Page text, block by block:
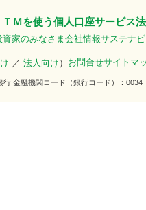
ＴＭを使う個人口座サービス
家のみなさま 会社情報サステナ
／ 法人向け ） お問合せサイトマ
行 金融機関コード（銀行コード） 0034